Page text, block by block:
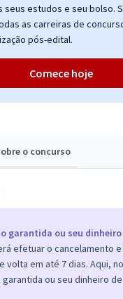
o concurso
garantida ou seu
efetuar o cancelamento
volta em até 7 dias. Aqui,
ou seu dinheiro
estudos e seu bolso.
as carreiras de
pós-edital.
Comece hoje